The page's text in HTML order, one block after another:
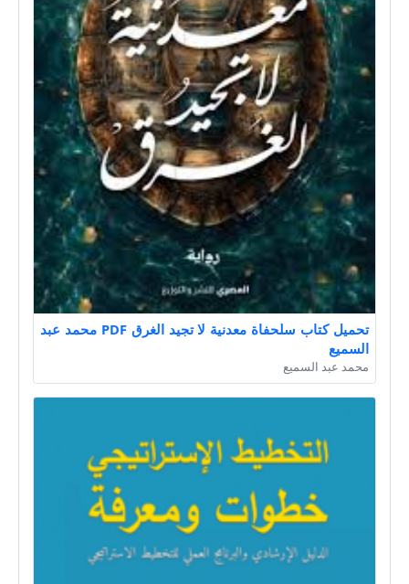
تحميل كتاب سلحفاة معدنية لا تجيد الغرق PDF محمد عبد
السميع
محمد عبد السميع